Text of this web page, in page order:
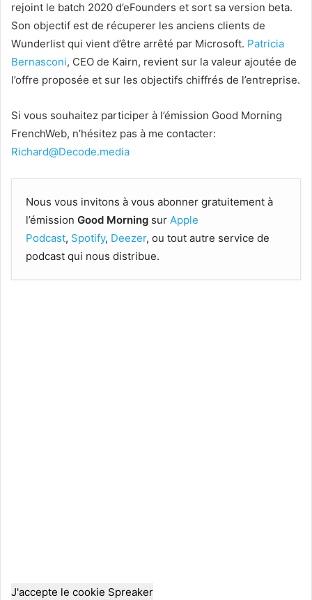
rejoint le batch 2020 d’eFounders et sort sa version beta.
Son objectif est de récuperer les anciens clients de
Wunderlist qui vient d’être arrêté par Microsoft. Patricia
Bernasconi, CEO de Kairn, revient sur la valeur ajoutée de
l’offre proposée et sur les objectifs chiffrés de l’entreprise.
Si vous souhaitez participer à l’émission Good Morning
FrenchWeb, n’hésitez pas à me contacter:
Richard@Decode.media
Nous vous invitons à vous abonner gratuitement à
l’émission Good Morning sur Apple
Podcast, Spotify, Deezer, ou tout autre service de
podcast qui nous distribue.
J'accepte le cookie Spreaker